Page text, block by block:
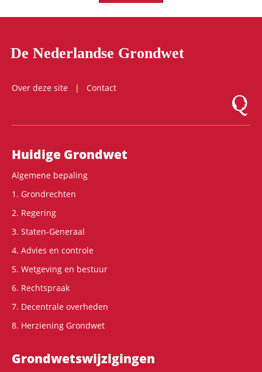
De Nederlandse Grondwet
Over deze site
Contact
Logo
Hoofdnavigatie
Huidige Grondwet
Algemene bepaling
1. Grondrechten
2. Regering
3. Staten-Generaal
4. Advies en controle
5. Wetgeving en bestuur
6. Rechtspraak
7. Decentrale overheden
8. Herziening Grondwet
Grondwets­wijzigingen